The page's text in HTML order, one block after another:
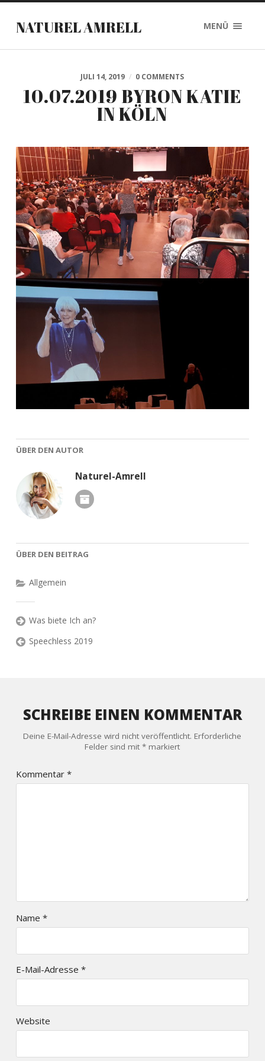
NATUREL AMRELL MENÜ
JULI 14, 2019 / 0 COMMENTS
10.07.2019 BYRON KATIE
IN KÖLN
ÜBER DEN AUTOR
Naturel-Amrell
ÜBER DEN BEITRAG
Allgemein
Was biete Ich an?
Speechless 2019
SCHREIBE EINEN KOMMENTAR
Deine E-Mail-Adresse wird nicht veröffentlicht. Erforderliche
Felder sind mit* markiert
Kommentar *
Name *
E-Mail-Adresse *
Website